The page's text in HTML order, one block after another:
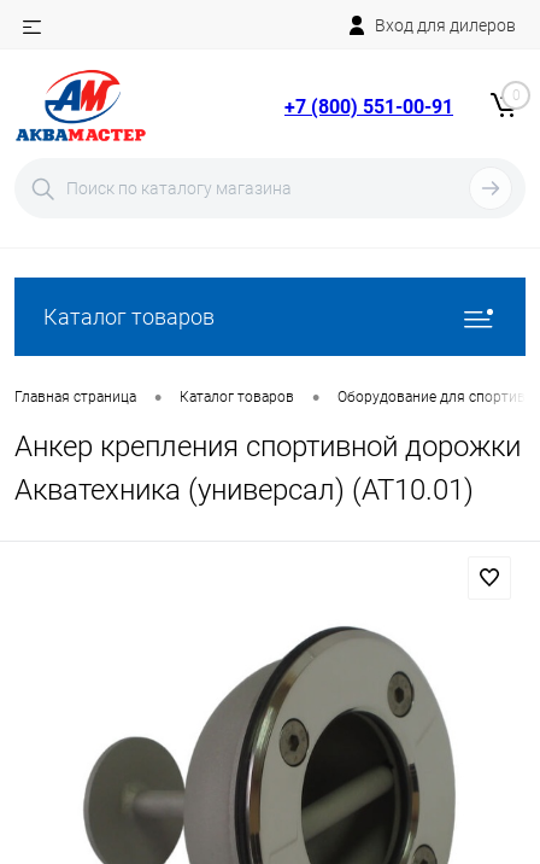
Вход для дилеров
+7 (800) 551-00-91 0
Каталог товаров
Главная страница • Каталог товаров • Оборудование для
Анкер крепления спортивной дорожки
Акватехника (универсал) (AT10.01)